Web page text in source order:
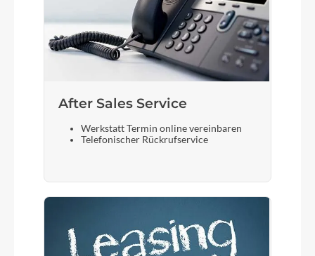
After Sales Service
Werkstatt Termin online vereinbaren
Telefonischer Rückrufservice